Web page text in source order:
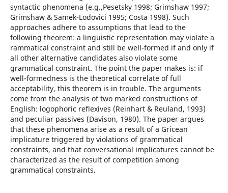
syntactic phenomena (e.g.,Pesetsky 1998; Grimshaw 1997;
Grimshaw & Samek-Lodovici 1995; Costa 1998). Such
approaches adhere to assumptions that lead to the
following theorem: a linguistic representation may violate a
rammatical constraint and still be well-formed if and only if
all other alternative candidates also violate some
grammatical constraint. The point the paper makes is: if
well-formedness is the theoretical correlate of full
acceptability, this theorem is in trouble. The arguments
come from the analysis of two marked constructions of
English: logophoric reflexives (Reinhart & Reuland, 1993)
and peculiar passives (Davison, 1980). The paper argues
that these phenomena arise as a result of a Gricean
implicature triggered by violations of grammatical
constraints, and that conversational implicatures cannot be
characterized as the result of competition among
grammatical constraints.